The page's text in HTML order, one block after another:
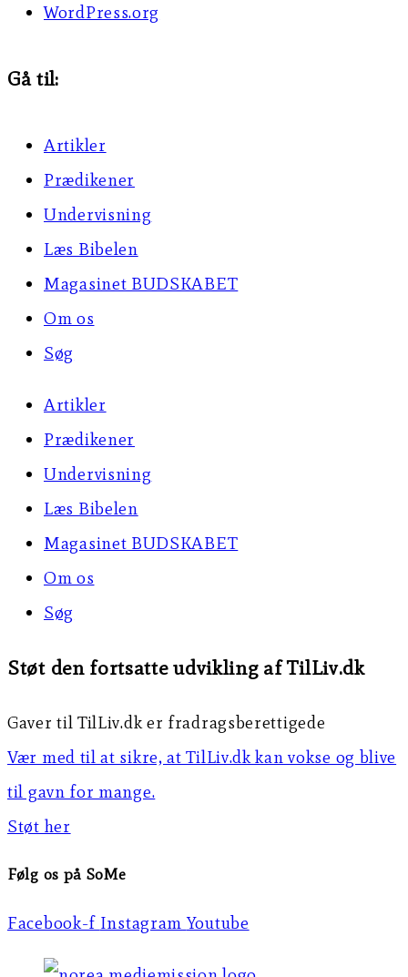
WordPress.org
Gå til:
Artikler
Prædikener
Undervisning
Læs Bibelen
Magasinet BUDSKABET
Om os
Søg
Artikler
Prædikener
Undervisning
Læs Bibelen
Magasinet BUDSKABET
Om os
Søg
Støt den fortsatte udvikling af TilLiv.dk
Gaver til TilLiv.dk er fradragsberettigede
Vær med til at sikre, at TilLiv.dk kan vokse og blive
til gavn for mange.
Støt her
Følg os på SoMe
Facebook-f Instagram Youtube